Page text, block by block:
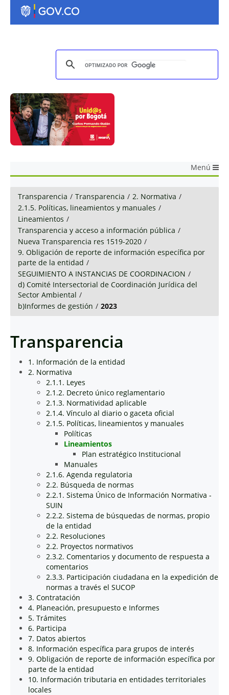
Menú
Transparencia / Transparencia / 2. Normativa /
2.1.5. Políticas, lineamientos y manuales /
Lineamientos /
Transparencia y acceso a información pública /
Nueva Transparencia res 1519-2020 /
9. Obligación de reporte de información específica por
parte de la entidad /
SEGUIMIENTO A INSTANCIAS DE COORDINACION /
d) Comité Intersectorial de Coordinación Jurídica del
Sector Ambiental /
b)Informes de gestión / 2023
Transparencia
1. Información de la entidad
2. Normativa
2.1.1. Leyes
2.1.2. Decreto único reglamentario
2.1.3. Normatividad aplicable
2.1.4. Vínculo al diario o gaceta oficial
2.1.5. Políticas, lineamientos y manuales
Políticas
Lineamientos
Plan estratégico Institucional
Manuales
2.1.6. Agenda regulatoria
2.2. Búsqueda de normas
2.2.1. Sistema Único de Información Normativa -
SUIN
2.2.2. Sistema de búsquedas de normas, propio
de la entidad
2.2. Resoluciones
2.2. Proyectos normativos
2.3.2. Comentarios y documento de respuesta a
comentarios
2.3.3. Participación ciudadana en la expedición de
normas a través el SUCOP
3. Contratación
4. Planeación, presupuesto e Informes
5. Trámites
6. Participa
7. Datos abiertos
8. Información específica para grupos de interés
9. Obligación de reporte de información específica por
parte de la entidad
10. Información tributaria en entidades territoriales
locales